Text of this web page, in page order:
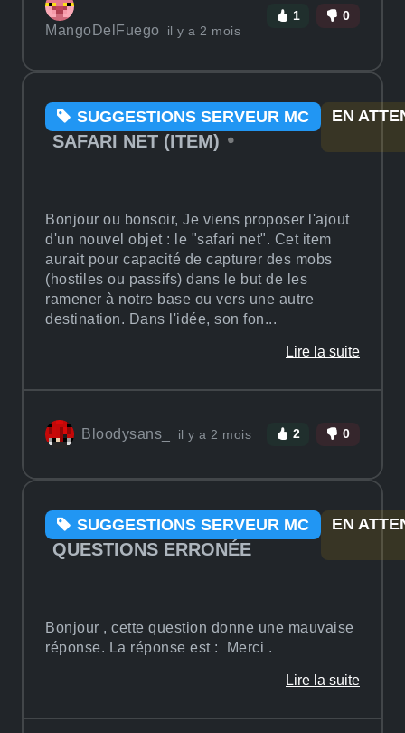
MangoDelFuego il y a 2 mois
1 0
SUGGESTIONS SERVEUR MC
SAFARI NET (ITEM)
EN
Bonjour ou bonsoir, Je viens proposer l'ajout
d'un nouvel objet : le "safari net". Cet item
aurait pour capacité de capturer des mobs
(hostiles ou passifs) dans le but de les
ramener à notre base ou vers une autre
destination. Dans l'idée, son fon...
Lire la suite
Bloodysans_ il y a 2 mois 2 0
SUGGESTIONS SERVEUR MC
QUESTIONS ERRONÉE
EN
Bonjour , cette question donne une mauvaise
réponse. La réponse est : Merci .
Lire la suite